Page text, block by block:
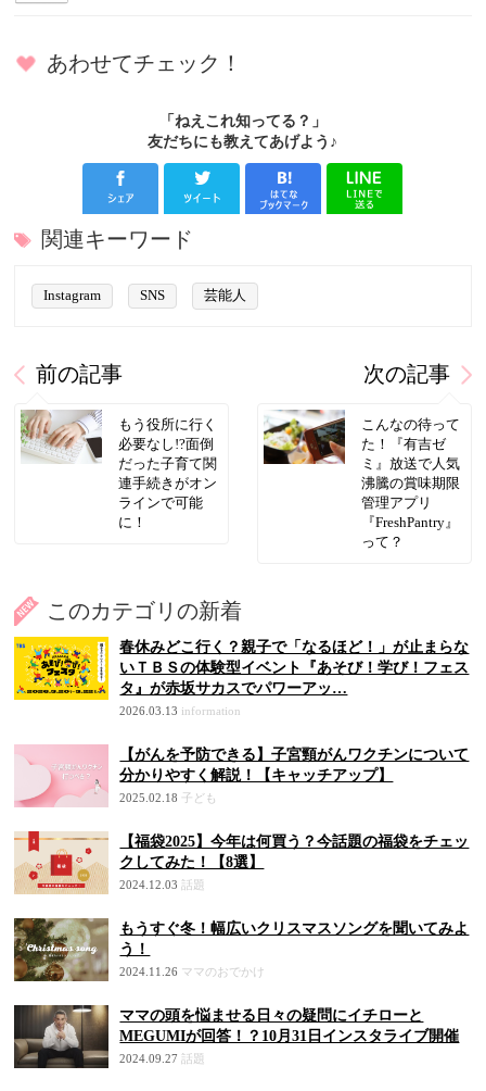
あわせてチェック！
「ねえこれ知ってる？」
友だちにも教えてあげよう♪
関連キーワード
Instagram SNS 芸能人
前の記事
もう役所に行く
必要なし!?面倒
だった子育て関
連手続きがオン
ラインで可能
に！
次の記事
こんなの待って
た！『有吉ゼ
ミ』放送で人気
沸騰の賞味期限
管理アプリ
『FreshPantry』
って？
このカテゴリの新着
春休みどこ行く？親子で「なるほど！」が止まらな
いＴＢＳの体験型イベント『あそび！学び！フェス
タ』が赤坂サカスでパワーアッ…
2026.03.13 information
【がんを予防できる】子宮頸がんワクチンについて
分かりやすく解説！【キャッチアップ】
2025.02.18 子ども
【福袋2025】今年は何買う？今話題の福袋をチェッ
クしてみた！【8選】
2024.12.03 話題
もうすぐ冬！幅広いクリスマスソングを聞いてみよ
う！
2024.11.26 ママのおでかけ
ママの頭を悩ませる日々の疑問にイチローと
MEGUMIが回答！？10月31日インスタライブ開催
2024.09.27 話題